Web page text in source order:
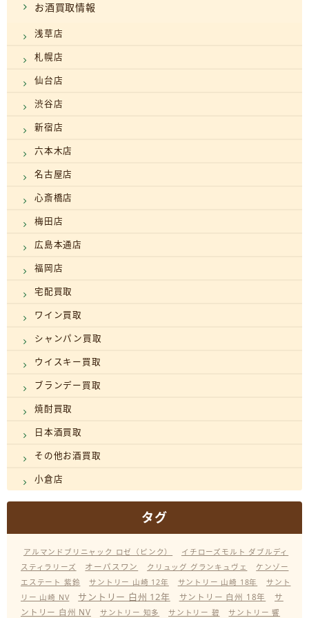
お酒買取情報
浅草店
札幌店
仙台店
渋谷店
新宿店
六本木店
名古屋店
心斎橋店
梅田店
広島本通店
福岡店
宅配買取
ワイン買取
シャンパン買取
ウイスキー買取
ブランデー買取
焼酎買取
日本酒買取
その他お酒買取
小倉店
タグ
アルマンドブリニャック ロゼ（ピンク）
イチローズモルト ダブルディ
スティラリーズ
オーパスワン クリュッグ グランキュヴェ
ケンゾー
エステート 紫鈴
サントリー 山崎 12年 サントリー 山崎 18年
サント
リー 山崎 NV
サントリー 白州 12年 サントリー 白州 18年
サ
ントリー 白州 NV
サントリー 知多 サントリー 碧 サントリー 響